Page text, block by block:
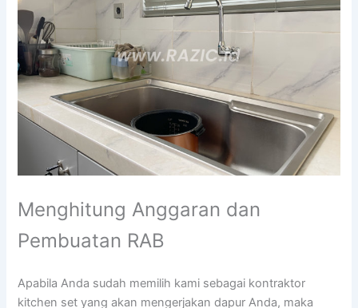
Menghitung Anggaran dan
Pembuatan RAB
Apabila Anda sudah memilih kami sebagai kontraktor
kitchen set yang akan mengerjakan dapur Anda, maka